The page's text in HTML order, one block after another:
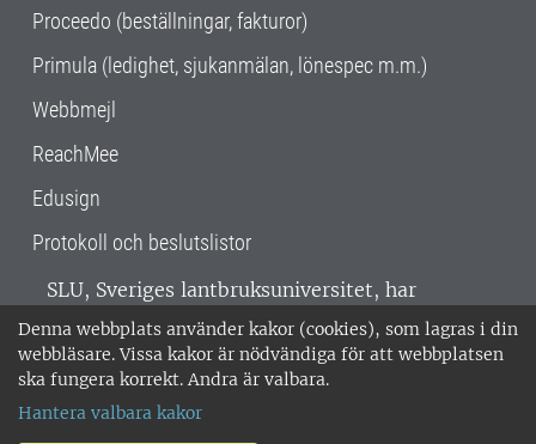
Denna webbplats använder kakor (cookies), som lagras i din
webbläsare. Vissa kakor är nödvändiga för att webbplatsen
ska fungera korrekt. Andra är valbara.
Hantera valbara kakor
Proceedo (beställningar, fakturor)
Primula (ledighet, sjukanmälan, lönespec m.m.)
Webbmejl
ReachMee
Edusign
Protokoll och beslutslistor
SLU, Sveriges lantbruksuniversitet, har
verksamhet över hela Sverige. Huvudorter är
Alnarp, Uppsala och Umeå.SLU är
miljöcertifierat enligt ISO 14001. •
018-67 10 00 • Org nr: 202100-2817 •